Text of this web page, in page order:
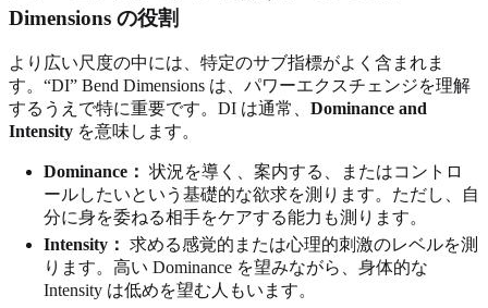
Dimensions の役割
より広い尺度の中には、特定のサブ指標がよく含まれま
す。“DI” Bend Dimensions は、パワーエクスチェンジを理解
するうえで特に重要です。DI は通常、 Dominance and
Intensity を意味します。
Dominance： 状況を導く、案内する、またはコントロ
ールしたいという基礎的な欲求を測ります。ただし、自
分に身を委ねる相手をケアする能力も測ります。
Intensity： 求める感覚的または心理的刺激のレベルを測
ります。高い Dominance を望みながら、身体的な
Intensity は低めを望む人もいます。